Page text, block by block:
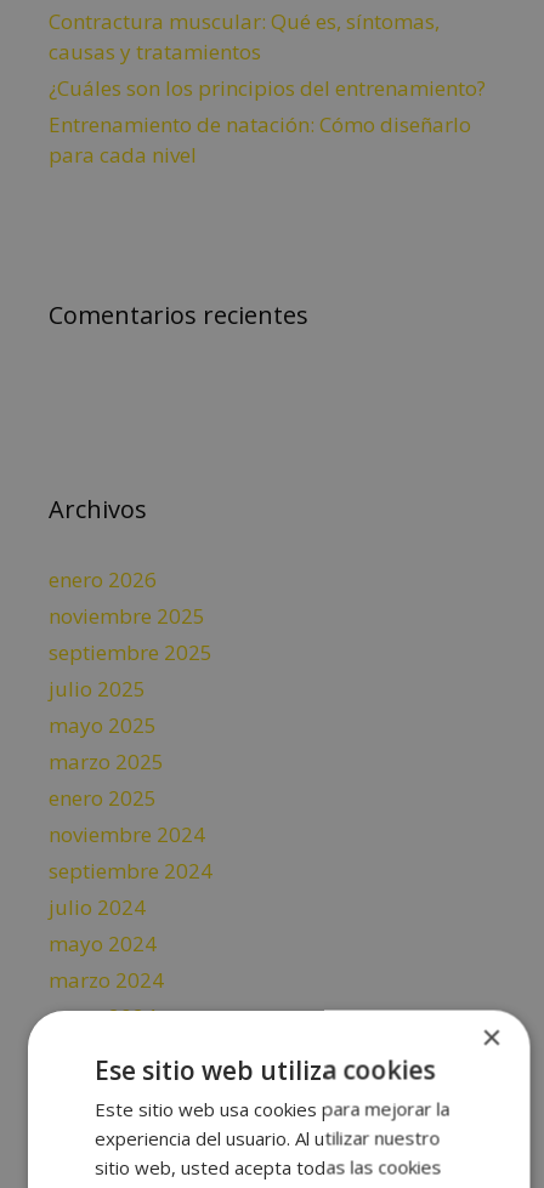
Contractura muscular: Qué es, síntomas,
causas y tratamientos
¿Cuáles son los principios del entrenamiento?
Entrenamiento de natación: Cómo diseñarlo
para cada nivel
Comentarios recientes
Archivos
enero 2026
noviembre 2025
septiembre 2025
julio 2025
mayo 2025
marzo 2025
enero 2025
noviembre 2024
septiembre 2024
julio 2024
mayo 2024
marzo 2024
enero 2024
septiembre 2023
julio 2023
mayo 2023
×
Ese sitio web utiliza cookies
Este sitio web usa cookies para mejorar la
experiencia del usuario. Al utilizar nuestro
sitio web, usted acepta todas las cookies